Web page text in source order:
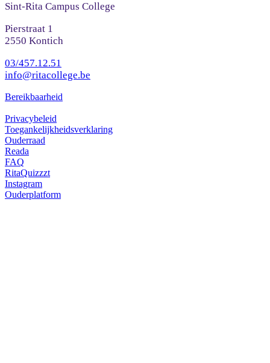
Sint-Rita Campus College
Pierstraat 1
2550 Kontich
03/457.12.51
info@ritacollege.be
Bereikbaarheid
Privacybeleid
Toegankelijkheidsverklaring
Ouderraad
Reada
FAQ
RitaQuizzzt
Instagram
Ouderplatform